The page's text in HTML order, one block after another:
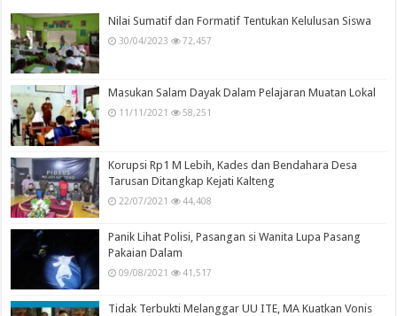
Nilai Sumatif dan Formatif Tentukan Kelulusan Siswa
30/04/2023 72,457
Masukan Salam Dayak Dalam Pelajaran Muatan Lokal
11/11/2021 58,251
Korupsi Rp1 M Lebih, Kades dan Bendahara Desa
Tarusan Ditangkap Kejati Kalteng
22/07/2021 44,408
Panik Lihat Polisi, Pasangan si Wanita Lupa Pasang
Pakaian Dalam
09/08/2021 41,517
Tidak Terbukti Melanggar UU ITE, MA Kuatkan Vonis